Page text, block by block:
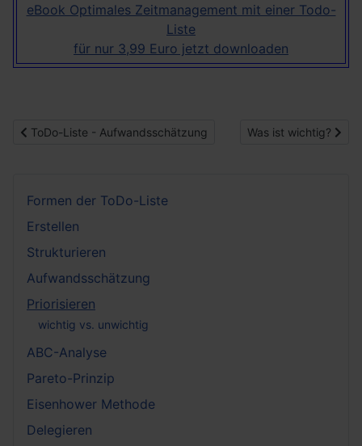
eBook Optimales Zeitmanagement mit einer Todo-
Liste
für nur 3,99 Euro jetzt downloaden
Vorheriger Beitrag: ToDo-Liste - Aufwandsschätzung
ToDo-Liste - Aufwandsschätzung Nächster Beitrag:
Was ist wichtig?
Formen der ToDo-Liste
Erstellen
Strukturieren
Aufwandsschätzung
Priorisieren
wichtig vs. unwichtig
ABC-Analyse
Pareto-Prinzip
Eisenhower Methode
Delegieren